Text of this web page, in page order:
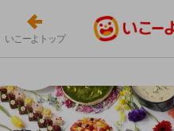
いこーよトップ